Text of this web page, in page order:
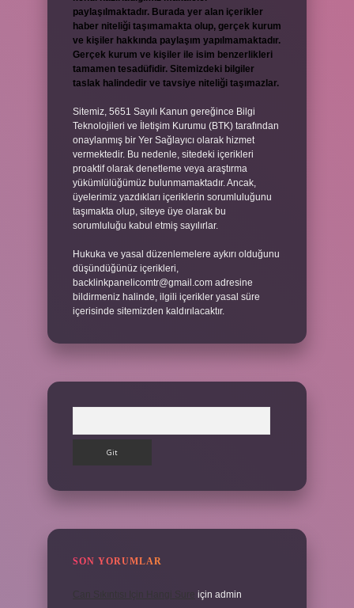
paylaşılmaktadır. Burada yer alan içerikler
haber niteliği taşımamakta olup, gerçek kurum
ve kişiler hakkında paylaşım yapılmamaktadır.
Gerçek kurum ve kişiler ile isim benzerlikleri
tamamen tesadüfidir. Sitemizdeki bilgiler
taslak halindedir ve tavsiye niteliği taşımazlar.
Sitemiz, 5651 Sayılı Kanun gereğince Bilgi
Teknolojileri ve İletişim Kurumu (BTK) tarafından
onaylanmış bir Yer Sağlayıcı olarak hizmet
vermektedir. Bu nedenle, sitedeki içerikleri
proaktif olarak denetleme veya araştırma
yükümlülüğümüz bulunmamaktadır. Ancak,
üyelerimiz yazdıkları içeriklerin sorumluluğunu
taşımakta olup, siteye üye olarak bu
sorumluluğu kabul etmiş sayılırlar.
Hukuka ve yasal düzenlemelere aykırı olduğunu
düşündüğünüz içerikleri,
backlinkpanelicomtr@gmail.com adresine
bildirmeniz halinde, ilgili içerikler yasal süre
içerisinde sitemizden kaldırılacaktır.
SON YORUMLAR
için admin